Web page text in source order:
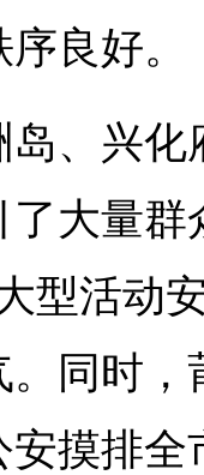
良好。
岛、兴
了大量
型活动
同时
摸排全